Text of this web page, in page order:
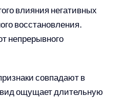
влияния негативных
восстановления.
непрерывного
совпадают в
ощущает длительную